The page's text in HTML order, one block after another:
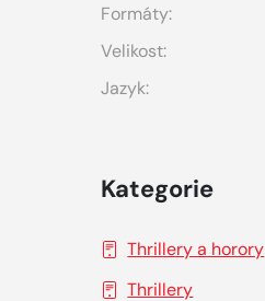
Formáty:
Velikost:
Jazyk:
Kategorie
Thrillery a horory
Thrillery